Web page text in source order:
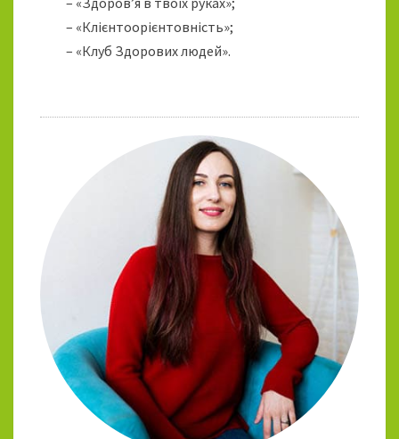
– «Клієнтоорієнтовність»;
– «Клуб Здорових людей».